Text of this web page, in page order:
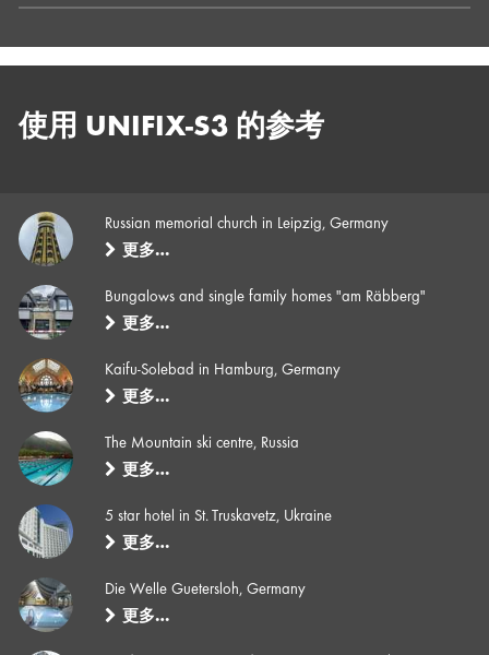
使用 UNIFIX-S3 的参考
Russian memorial church in Leipzig, Germany
更多…
Bungalows and single family homes "am Räbberg"
更多…
Kaifu-Solebad in Hamburg, Germany
更多…
The Mountain ski centre, Russia
更多…
5 star hotel in St. Truskavetz, Ukraine
更多…
Die Welle Guetersloh, Germany
更多…